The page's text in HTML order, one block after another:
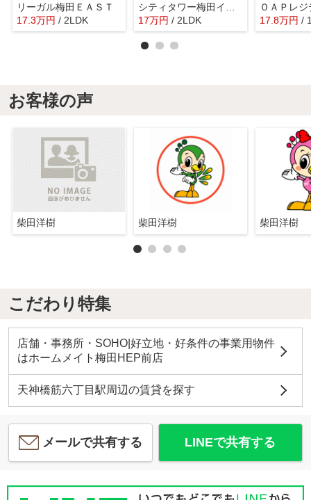
リーガル梅田ＥＡＳＴ
17.3万円 / 2LDK
17万円 / 2LDK 17.8万円 /
お客様の声
柴田洋樹 柴田洋樹 柴田洋樹
こだわり特集
店舗・事務所・SOHO|好立地・好条件の事業用物件
はホームメイト梅田HEP前店
天神橋筋六丁目駅周辺の賃貸を探す
メールで共有する LINEで共有する